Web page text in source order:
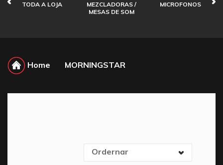
TODA A LOJA
MEZCLADORAS /
MESAS DE SOM
MICROFONOS
Home MORNINGSTAR
Ordernar